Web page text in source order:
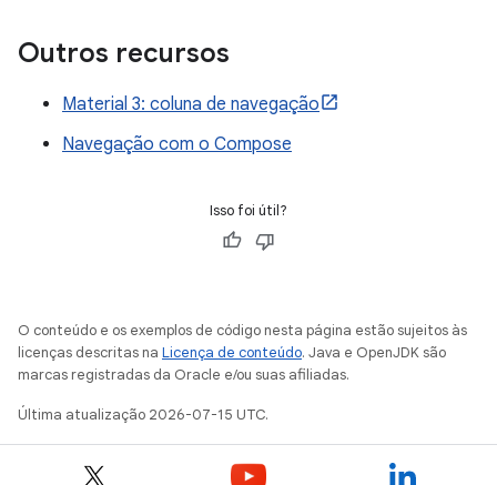
Outros recursos
Material 3: coluna de navegação
Navegação com o Compose
Isso foi útil?
O conteúdo e os exemplos de código nesta página estão sujeitos às
licenças descritas na Licença de conteúdo. Java e OpenJDK são
marcas registradas da Oracle e/ou suas afiliadas.
Última atualização 2026-07-15 UTC.